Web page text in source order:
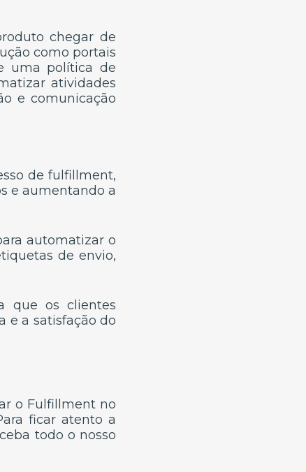
chegar de
como portais
uma política de
atividades
e comunicação
de fulfillment,
e aumentando a
automatizar o
de envio,
que os clientes
e a satisfação do
o Fulfillment no
ficar atento a
todo o nosso